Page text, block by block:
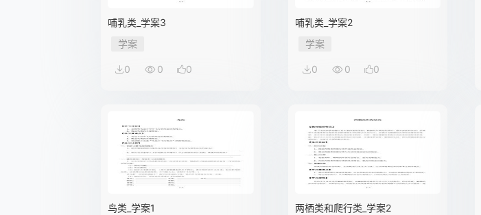
哺乳类_学案3
学案
0 0 0
哺乳类_学案2
学案
0 0 0
鸟类_学案1
两栖类和爬行类_学案2